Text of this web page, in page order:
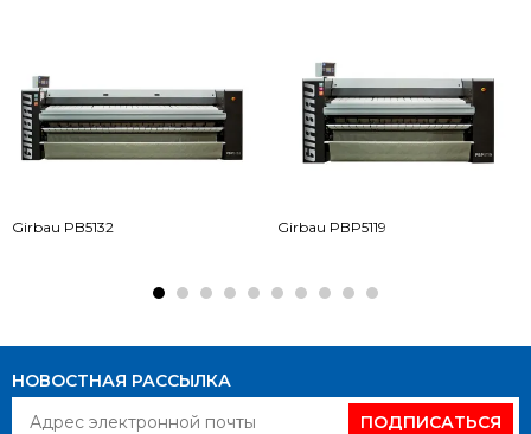
Girbau PB5132 Girbau PBP5119
НОВОСТНАЯ РАССЫЛКА
ПОДПИСАТЬСЯ